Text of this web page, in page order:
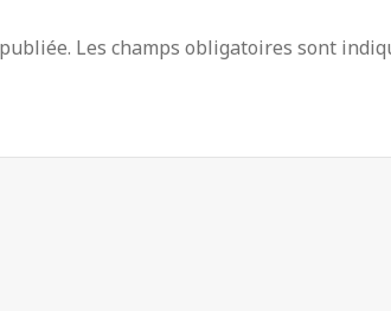
Les champs obligatoires sont